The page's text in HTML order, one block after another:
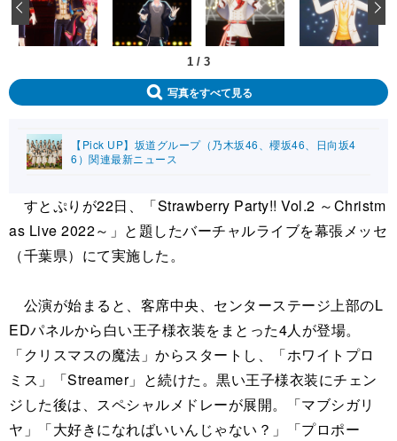
1 / 3
写真をすべて見る
【Pick UP】坂道グループ（乃木坂46、櫻坂46、日向坂4
6）関連最新ニュース
すとぷりが22日、「Strawberry Party!! Vol.2 ～Christm
as Live 2022～」と題したバーチャルライブを幕張メッセ
（千葉県）にて実施した。
公演が始まると、客席中央、センターステージ上部のL
EDパネルから白い王子様衣装をまとった4人が登場。
「クリスマスの魔法」からスタートし、「ホワイトプロ
ミス」「Streamer」と続けた。黒い王子様衣装にチェン
ジした後は、スペシャルメドレーが展開。「マブシガリ
ヤ」「大好きになればいいんじゃない？」「プロポー